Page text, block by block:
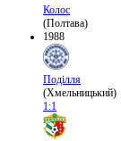
Колос
(Полтава)
1988
Поділля
(Хмельницький)
1:1